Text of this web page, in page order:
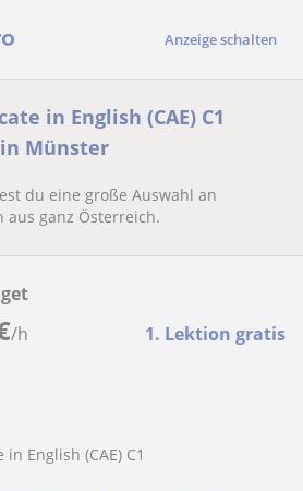
Anzeige schalten
in English (CAE) C1
Münster
du eine große Auswahl an
ganz Österreich.
/h 1. Lektion gratis
English (CAE) C1